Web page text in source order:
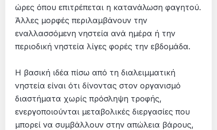
ώρες όπου επιτρέπεται η κατανάλωση φαγητού.
Άλλες μορφές περιλαμβάνουν την
εναλλασσόμενη νηστεία ανά ημέρα ή την
περιοδική νηστεία λίγες φορές την εβδομάδα.
Η βασική ιδέα πίσω από τη διαλειμματική
νηστεία είναι ότι δίνοντας στον οργανισμό
διαστήματα χωρίς πρόσληψη τροφής,
ενεργοποιούνται μεταβολικές διεργασίες που
μπορεί να συμβάλλουν στην απώλεια βάρους,